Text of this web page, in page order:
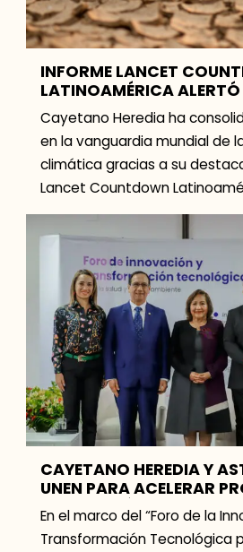
INFORME LANCET
LATINOAMÉRICA ALERTÓ
GRAVES EFECTOS DEL
DENGUE Y LA
Cayetano Heredia ha
en la vanguardia mundial de
climática gracias a su
Lancet Countdown
2023. Bajo el liderazgo […]
CAYETANO HEREDIA Y
UNEN PARA ACELERAR
INNOVACIÓN EN SALUD
En el marco del “Foro de la
Transformación Tecnológica